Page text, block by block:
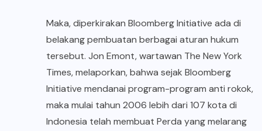
Maka, diperkirakan Bloomberg Initiative ada di
belakang pembuatan berbagai aturan hukum
tersebut. Jon Emont, wartawan The New York
Times, melaporkan, bahwa sejak Bloomberg
Initiative mendanai program-program anti rokok,
maka mulai tahun 2006 lebih dari 107 kota di
Indonesia telah membuat Perda yang melarang